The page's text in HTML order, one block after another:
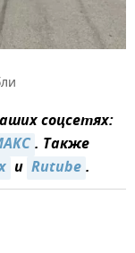
соцсетях:
. Также
и Rutube.